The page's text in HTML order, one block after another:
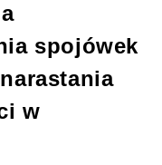
spojówek
w